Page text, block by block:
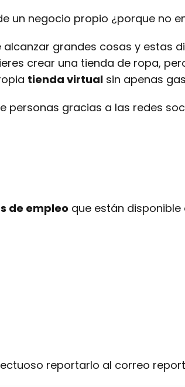
un negocio propio ¿porque no
grandes cosas y estas
crear una tienda de ropa,
tienda virtual sin apenas
personas gracias a las redes
de empleo que están disponible
reportarlo al correo